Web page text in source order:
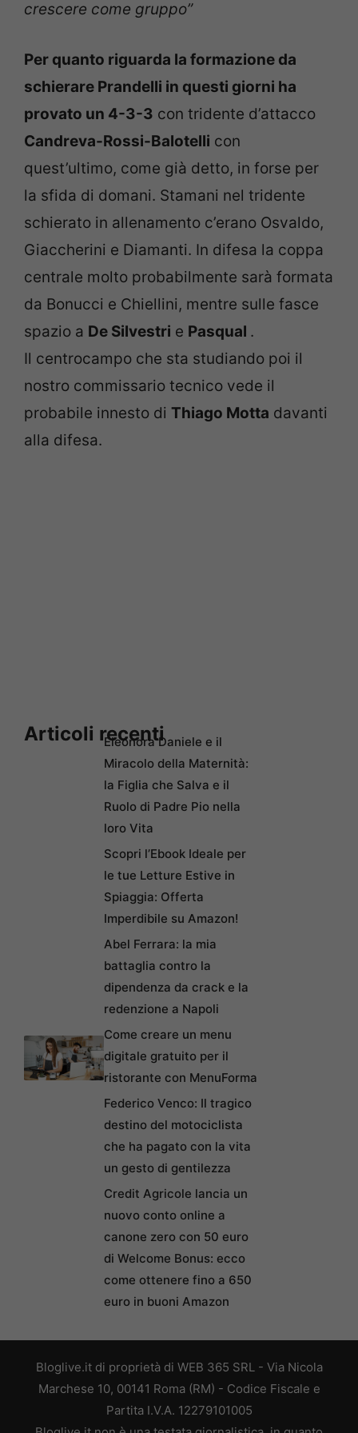
crescere come gruppo”
Per quanto riguarda la formazione da
schierare Prandelli in questi giorni ha
provato un 4-3-3 con tridente d’attacco
Candreva-Rossi-Balotelli con
quest’ultimo, come già detto, in forse per
la sfida di domani. Stamani nel tridente
schierato in allenamento c’erano Osvaldo,
Giaccherini e Diamanti. In difesa la coppa
centrale molto probabilmente sarà formata
da Bonucci e Chiellini, mentre sulle fasce
spazio a De Silvestri e Pasqual .
Il centrocampo che sta studiando poi il
nostro commissario tecnico vede il
probabile innesto di Thiago Motta davanti
alla difesa.
Articoli recentiEleonora Daniele e il
Miracolo della Maternità:
la Figlia che Salva e il
Ruolo di Padre Pio nella
loro Vita
Scopri l’Ebook Ideale per
le tue Letture Estive in
Spiaggia: Offerta
Imperdibile su Amazon!
Abel Ferrara: la mia
battaglia contro la
dipendenza da crack e la
redenzione a Napoli
Come creare un menu
digitale gratuito per il
ristorante con MenuForma
Federico Venco: Il tragico
destino del motociclista
che ha pagato con la vita
un gesto di gentilezza
Credit Agricole lancia un
nuovo conto online a
canone zero con 50 euro
di Welcome Bonus: ecco
come ottenere fino a 650
euro in buoni Amazon
Bloglive.it di proprietà di WEB 365 SRL - Via Nicola
Marchese 10, 00141 Roma (RM) - Codice Fiscale e
Partita I.V.A. 12279101005